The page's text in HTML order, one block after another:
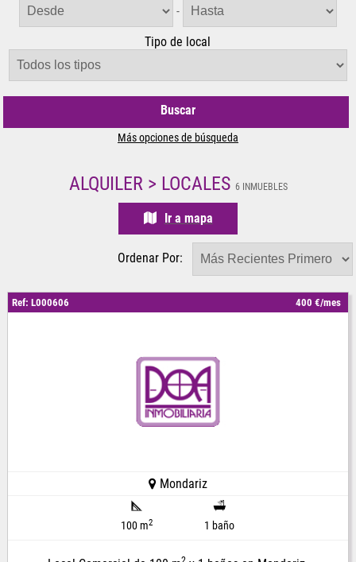
-
Tipo de local
Buscar
Más opciones de búsqueda
ALQUILER > LOCALES 6 INMUEBLES
Ir a mapa
Ordenar Por:
Ref: L000606 400 €/mes
Mondariz
100 m2 1 baño